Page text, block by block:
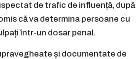
de trafic de influență, după
că va determina persoane cu
într-un dosar penal.
și documentate de